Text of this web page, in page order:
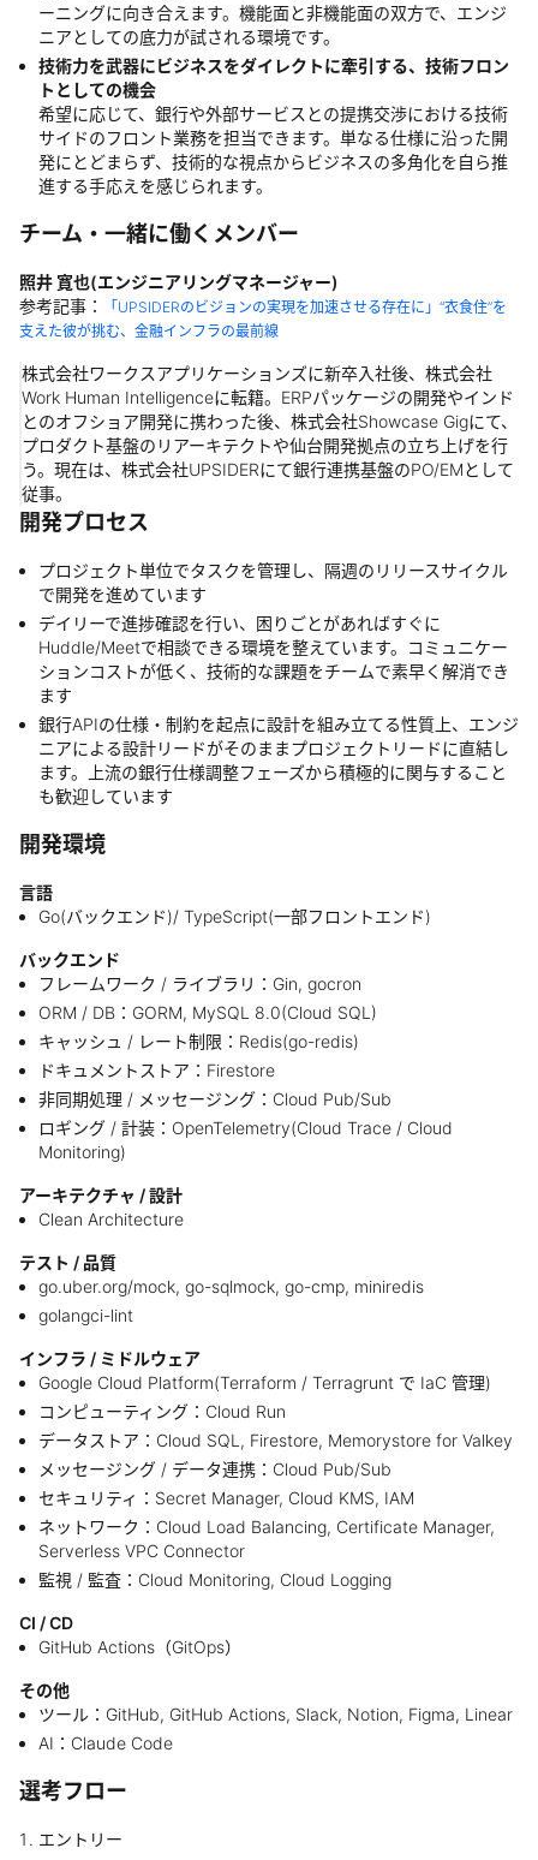
ーニングに向き合えます。機能面と非機能面の双方で、エンジ
ニアとしての底力が試される環境です。
技術力を武器にビジネスをダイレクトに牽引する、技術フロン
トとしての機会
希望に応じて、銀行や外部サービスとの提携交渉における技術
サイドのフロント業務を担当できます。単なる仕様に沿った開
発にとどまらず、技術的な視点からビジネスの多角化を自ら推
進する手応えを感じられます。
チーム・一緒に働くメンバー
照井 寛也(エンジニアリングマネージャー)
参考記事：
「UPSIDERのビジョンの実現を加速させる存在に」“衣食住”を
支えた彼が挑む、金融インフラの最前線
株式会社ワークスアプリケーションズに新卒入社後、株式会社
Work Human Intelligenceに転籍。ERPパッケージの開発やインド
とのオフショア開発に携わった後、株式会社Showcase Gigにて、
プロダクト基盤のリアーキテクトや仙台開発拠点の立ち上げを行
う。現在は、株式会社UPSIDERにて銀行連携基盤のPO/EMとして
従事。
開発プロセス
プロジェクト単位でタスクを管理し、隔週のリリースサイクル
で開発を進めています
デイリーで進捗確認を行い、困りごとがあればすぐに
Huddle/Meetで相談できる環境を整えています。コミュニケー
ションコストが低く、技術的な課題をチームで素早く解消でき
ます
銀行APIの仕様・制約を起点に設計を組み立てる性質上、エンジ
ニアによる設計リードがそのままプロジェクトリードに直結し
ます。上流の銀行仕様調整フェーズから積極的に関与すること
も歓迎しています
開発環境
言語
Go(バックエンド)/ TypeScript(一部フロントエンド)
バックエンド
フレームワーク / ライブラリ：Gin, gocron
ORM / DB：GORM, MySQL 8.0(Cloud SQL)
キャッシュ / レート制限：Redis(go-redis)
ドキュメントストア：Firestore
非同期処理 / メッセージング：Cloud Pub/Sub
ロギング / 計装：OpenTelemetry(Cloud Trace / Cloud
Monitoring)
アーキテクチャ / 設計
Clean Architecture
テスト / 品質
go.uber.org/mock, go-sqlmock, go-cmp, miniredis
golangci-lint
インフラ / ミドルウェア
Google Cloud Platform(Terraform / Terragrunt で IaC 管理)
コンピューティング：Cloud Run
データストア：Cloud SQL, Firestore, Memorystore for Valkey
メッセージング / データ連携：Cloud Pub/Sub
セキュリティ：Secret Manager, Cloud KMS, IAM
ネットワーク：Cloud Load Balancing, Certificate Manager,
Serverless VPC Connector
監視 / 監査：Cloud Monitoring, Cloud Logging
CI / CD
GitHub Actions（GitOps）
その他
ツール：GitHub, GitHub Actions, Slack, Notion, Figma, Linear
AI：Claude Code
選考フロー
エントリー